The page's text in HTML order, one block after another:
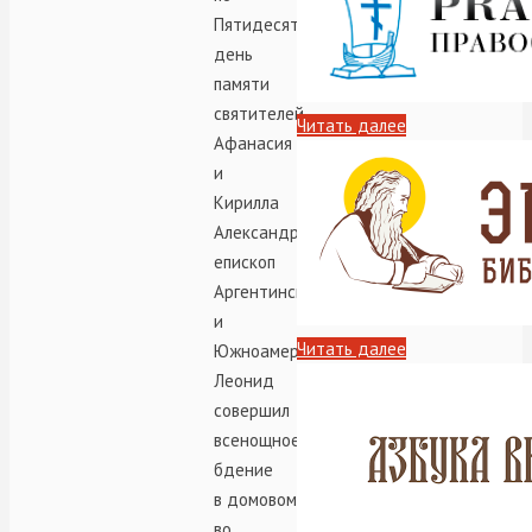
Пятидесятнице,
день
памяти
святителей
Афанасия
и
Кирилла
Александрийских,
епископ
Аргентинский
и
Южноамериканский
Леонид
совершил
всенощное
бдение
в домовом храме
Читать далее
Читать далее